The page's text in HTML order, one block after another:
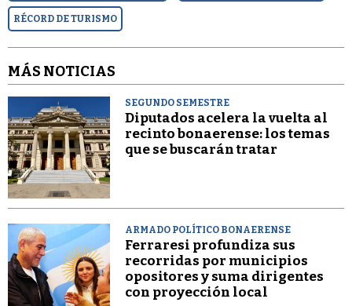
RÉCORD DE TURISMO
MÁS NOTICIAS
SEGUNDO SEMESTRE
Diputados acelera la vuelta al
recinto bonaerense: los temas
que se buscarán tratar
ARMADO POLÍTICO BONAERENSE
Ferraresi profundiza sus
recorridas por municipios
opositores y suma dirigentes
con proyección local